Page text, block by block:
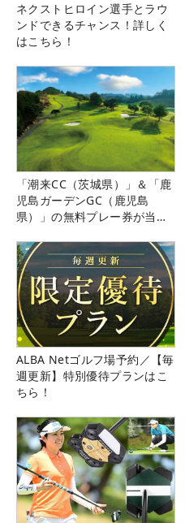
ネクストヒロイン選手とラウ
ンドできるチャンス！詳しく
はこちら！
「潮来CC（茨城県）」＆「鹿
児島ガーデンGC（鹿児島
県）」の無料プレー券が当た
ALBA Netゴルフ場予約／【毎
週更新】特別優待プランはこ
ちら！